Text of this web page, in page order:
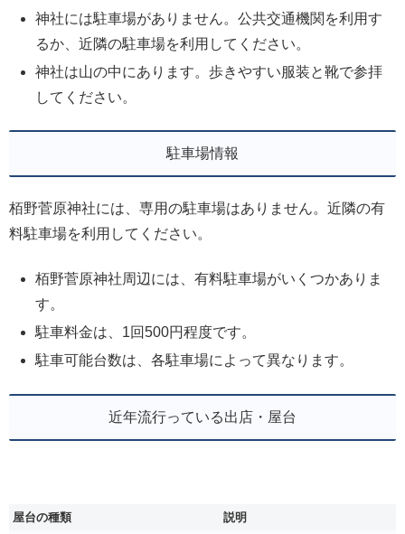
神社には駐車場がありません。公共交通機関を利用す
るか、近隣の駐車場を利用してください。
神社は山の中にあります。歩きやすい服装と靴で参拝
してください。
駐車場情報
栢野菅原神社には、専用の駐車場はありません。近隣の有
料駐車場を利用してください。
栢野菅原神社周辺には、有料駐車場がいくつかありま
す。
駐車料金は、1回500円程度です。
駐車可能台数は、各駐車場によって異なります。
近年流行っている出店・屋台
屋台の種類 説明